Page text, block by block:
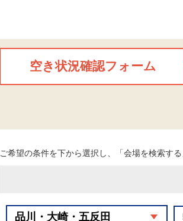
空き状況確認フォーム
ご希望の条件を下から選択し、「会場を検索す